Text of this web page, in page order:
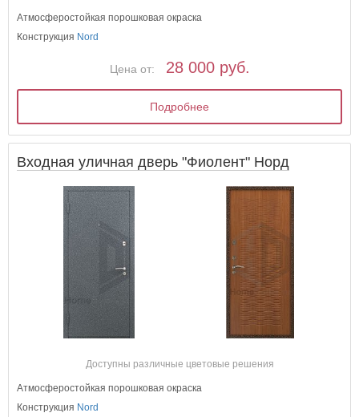
Атмосферостойкая порошковая окраска
Конструкция Nord
Цена от: 28 000 руб.
Подробнее
Входная уличная дверь "Фиолент" Норд
Доступны различные цветовые решения
Атмосферостойкая порошковая окраска
Конструкция Nord